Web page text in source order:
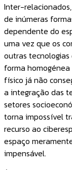
Inter-
de inúmeras
dependente do
uma vez que os
outras
forma
físico já não
a integração das
setores
torna impossível
recurso ao
espaço
impensável.